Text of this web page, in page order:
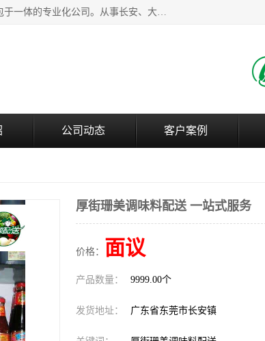
广东食安膳食管理服务有限公司是一家集干货粮油、肉禽蔬菜等食品加工、配送及食堂承包于一体的专业化公司。从事长安、大朗、大岭山、厚街、虎门等地区的蔬菜配送服务。 专业的服务队伍，以及完善的服务机制，经过多年的努力拼搏，赢得了广大客户的信赖和支持。
公司动态 客户案例
厚街珊美调味料配送 一站式服务
价格： 面议
产品数量： 9999.00个
发货地址： 广东省东莞市长安镇